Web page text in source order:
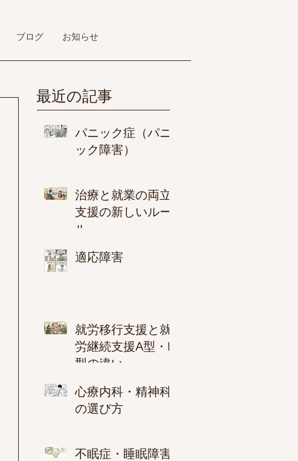
ブログ お知らせ
最近の記事
パニック症（パニ
ック障害）
治療と就業の両立
支援の新しいルー
ル
適応障害
就労移行支援と就
労継続支援A型・B
型の違い
心療内科・精神科
の選び方
不眠症・睡眠障害